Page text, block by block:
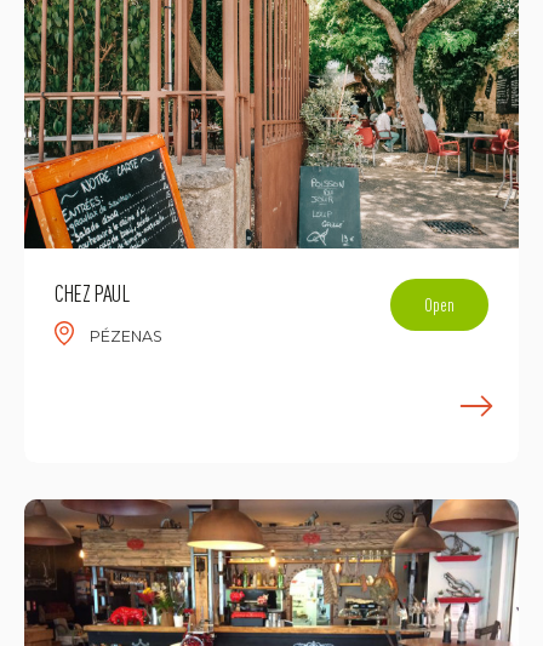
CHEZ PAUL
PÉZENAS
Open